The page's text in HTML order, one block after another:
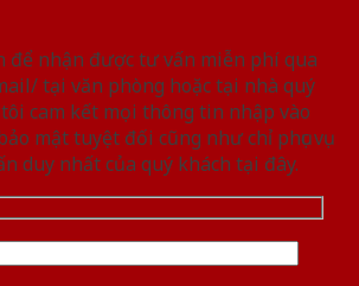
để nhận được tư vấn miễn phí qua
tại văn phòng hoặc tại nhà quý
cam kết mọi thông tin nhập vào
mật tuyệt đối cũng như chỉ phục vụ
duy nhất của quý khách tại đây.